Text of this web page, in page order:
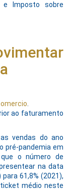
e Imposto sobre
ao faturamento
vendas do ano
pré-pandemia em
o número de
na data
61,8% (2021),
médio neste